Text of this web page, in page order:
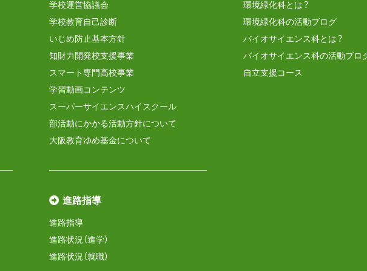
学校運営協議会
学校教育自己診断
いじめ防止基本方針
知財力開発校支援事業
スマート専門高校事業
学習動画コンテンツ
スーパーサイエンスハイスクール
部活動にかかる活動方針について
大阪教育ゆめ基金について
環境緑化科とは？
環境緑化科の活動ブログ
バイオサイエンス科とは？
バイオサイエンス科の活動ブロ
自立支援コース
進路指導
進路指導
進路状況（進学）
進路状況（就職）